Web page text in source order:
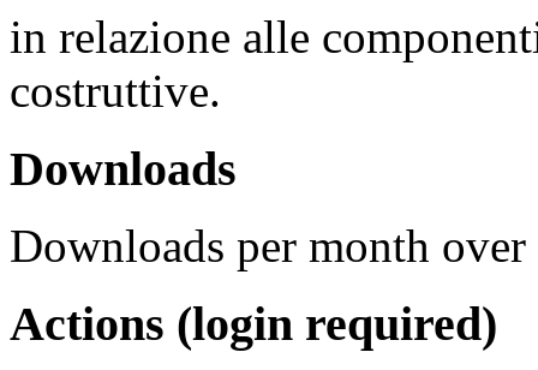
in relazione alle
costruttive.
Downloads
Downloads per month over
Actions (login required)